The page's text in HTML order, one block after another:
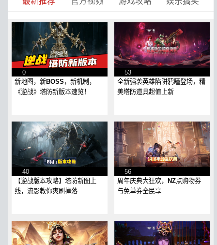
0
新地图，新BOSS，新机制，
《逆战》塔防新版本速览！
53
全新强袭英雄陷阱鸦瞳登场，精
美塔防道具超值上新
40
【逆战版本攻略】塔防新图上
线，流影教你爽刷掉落
56
周年庆典大狂欢，NZ点购物券
与免单券全民享